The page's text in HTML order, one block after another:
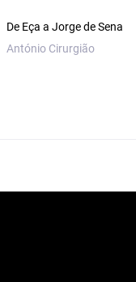
De Eça a Jorge de Sena
António Cirurgião